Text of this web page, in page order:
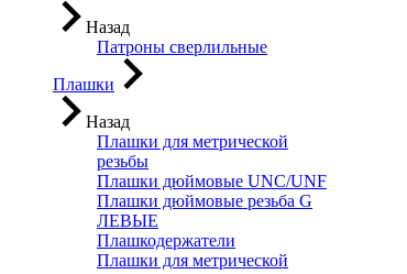
Назад
Патроны сверлильные
Плашки
Назад
Плашки для метрической
резьбы
Плашки дюймовые UNC/UNF
Плашки дюймовые резьба G
ЛЕВЫЕ
Плашкодержатели
Плашки для метрической